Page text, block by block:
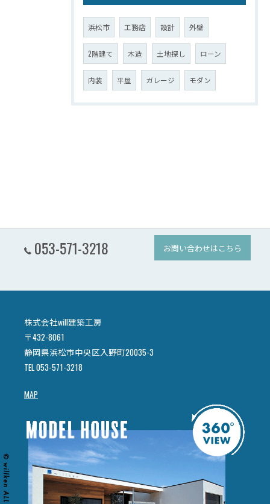
浜松市 工務店 設計 外壁
2階建て 木造 土地探し ローン
内装 平屋 ガレージ モダン
053-571-3218 お問い合わせはこちら
株式会社will建築工房
〒432-8061
静岡県浜松市中央区入野町20035-3
TEL 053-571-3218
MAP